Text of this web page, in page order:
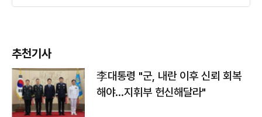
추천기사
李대통령 "군, 내란 이후 신뢰 회복
해야…지휘부 헌신해달라"